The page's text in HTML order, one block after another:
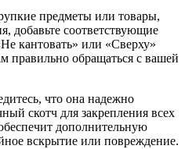
предметы или товары,
добавьте соответствующие
кантовать» или «Сверху»
правильно обращаться с вашей
что она надежно
скотч для закрепления всех
дополнительную
вскрытие или повреждение.